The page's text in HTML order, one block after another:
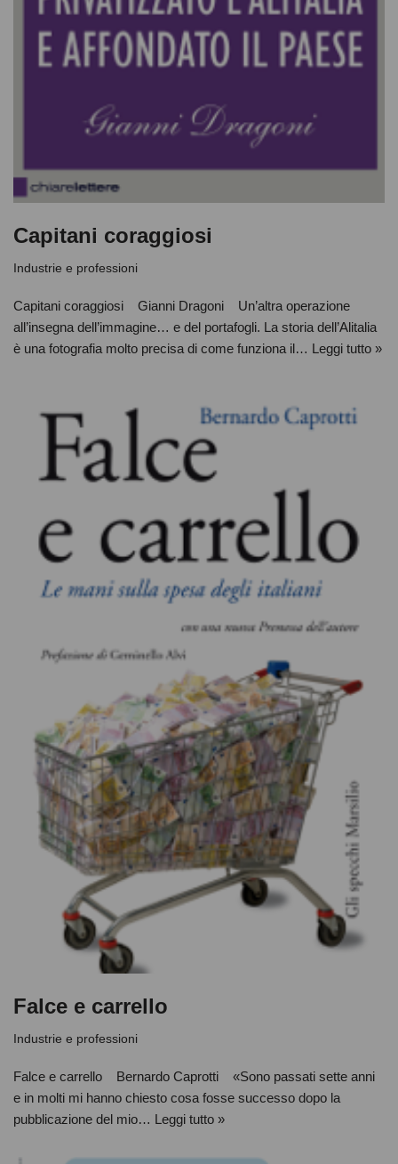
Capitani coraggiosi
Industrie e professioni
Capitani coraggiosi Gianni Dragoni Un’altra operazione
all’insegna dell’immagine… e del portafogli. La storia dell’Alitalia
è una fotografia molto precisa di come funziona il… Leggi tutto »
Falce e carrello
Industrie e professioni
Falce e carrello Bernardo Caprotti «Sono passati sette anni
e in molti mi hanno chiesto cosa fosse successo dopo la
pubblicazione del mio… Leggi tutto »